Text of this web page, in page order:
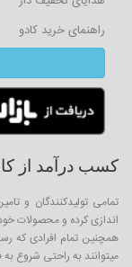
راهنمای خرید کادو
کسب درآمد از
تمامی تولیدکنندگان و
اندازی کرده و محصولات
همچنین تمام افرادی که
میتوانند به راحتی شروع